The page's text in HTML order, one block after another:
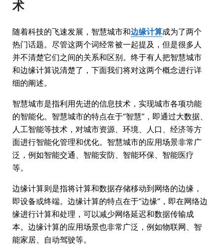
术
随着科技的飞速发展，智慧城市和边缘计算成为了两个
热门话题。尽管这两个词经常被一起提及，但是很多人
并不清楚它们之间的关系和区别。终于有人把智慧城市
和边缘计算说清楚了，下面我们将对这两个概念进行详
细的阐述。
智慧城市是指利用先进的信息技术，实现城市各项功能
的智能化。智慧城市的特点在于“智慧”，即通过大数据、
人工智能等技术，对城市资源、环境、人口、经济等方
面进行智能化管理和优化。智慧城市的应用场景非常广
泛，例如智能交通、智能安防、智能环保、智能医疗
等。
边缘计算则是指将计算和数据存储移动到网络的边缘，
即设备或终端。边缘计算的特点在于“边缘”，即在网络边
缘进行计算和处理，可以减少网络延迟和数据传输成
本。边缘计算的应用场景也非常广泛，例如物联网、智
能家居、自动驾驶等。